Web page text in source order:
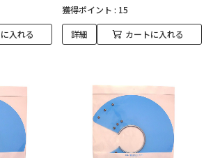
入れる
獲得ポイント : 15
詳細 カートに入れる